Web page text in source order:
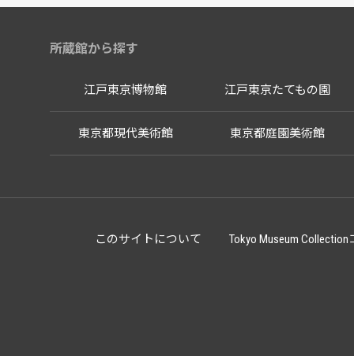
所蔵館から探す
江戸東京博物館 江戸東京たてもの園
東京都現代美術館 東京都庭園美術館
このサイトについて Tokyo Museum